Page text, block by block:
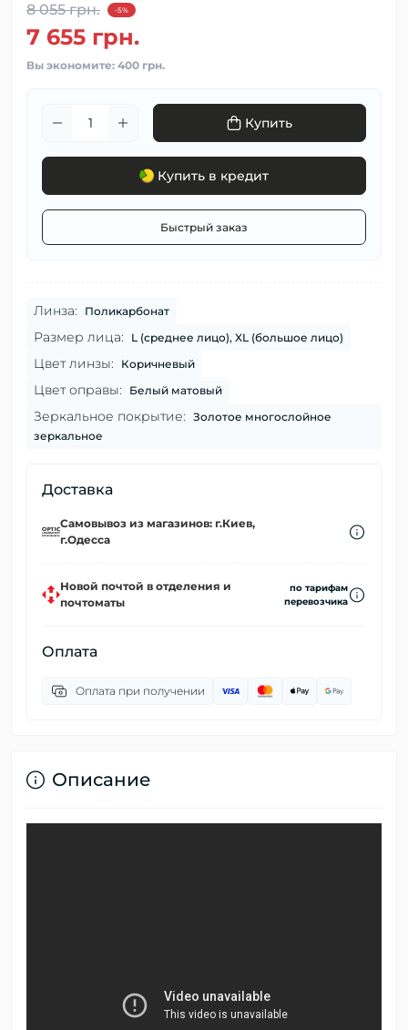
8 055 грн. -5%
7 655 грн.
Вы экономите: 400 грн.
Купить
Купить в кредит
Быстрый заказ
Линза: Поликарбонат
Размер лица: L (среднее лицо), XL (большое лицо)
Цвет линзы: Коричневый
Цвет оправы: Белый матовый
Зеркальное покрытие: Золотое многослойное
зеркальное
Доставка
Самовывоз из магазинов: г.Киев,
г.Одесса
Новой почтой в отделения и
почтоматы
по тарифам
перевозчика
Оплата
Оплата при получении
Описание